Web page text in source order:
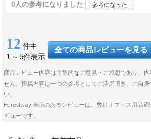
0人の参考になりました 参考になった
12 件中
1 ～ 5件表示
全ての商品レビューを見る
商品レビュー内容は主観的なご意見・ご感想であり、内
せん。投稿内容は一つの参考としてご活用頂き、ご自
い。
Forestway 表示のあるレビューは、弊社オフィス用品
ビューです。